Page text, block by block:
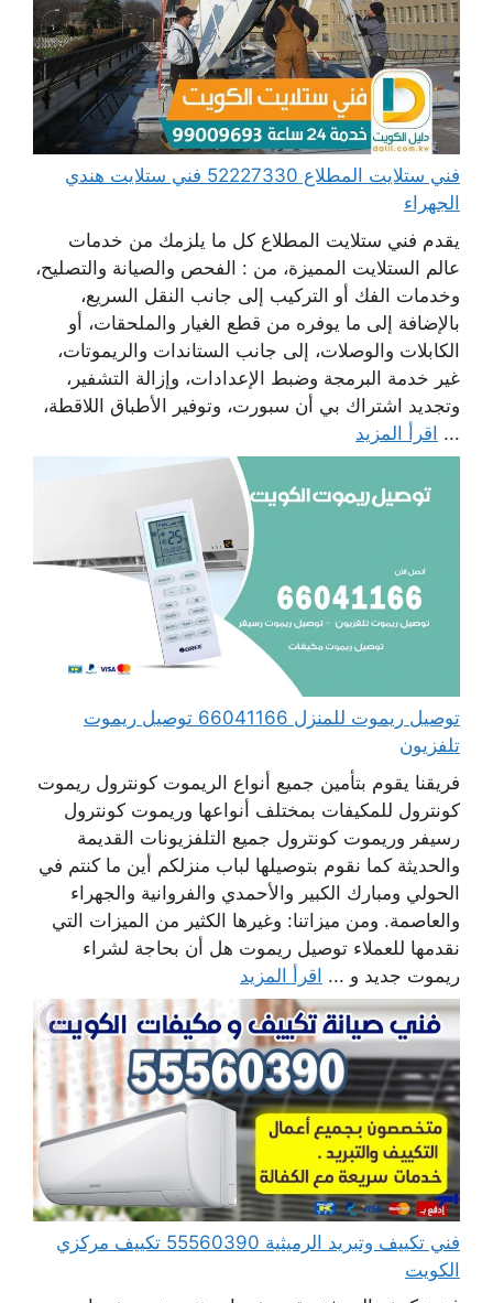
فني ستلايت المطلاع 52227330 فني ستلايت هندي
الجهراء
يقدم فني ستلايت المطلاع كل ما يلزمك من خدمات
عالم الستلايت المميزة، من : الفحص والصيانة والتصليح،
وخدمات الفك أو التركيب إلى جانب النقل السريع،
بالإضافة إلى ما يوفره من قطع الغيار والملحقات، أو
الكابلات والوصلات، إلى جانب الستاندات والريموتات،
غير خدمة البرمجة وضبط الإعدادات، وإزالة التشفير،
وتجديد اشتراك بي أن سبورت، وتوفير الأطباق اللاقطة،
... اقرأ المزيد
توصيل ريموت للمنزل 66041166 توصيل ريموت
تلفزيون
فريقنا يقوم بتأمين جميع أنواع الريموت كونترول ريموت
كونترول للمكيفات بمختلف أنواعها وريموت كونترول
رسيفر وريموت كونترول جميع التلفزيونات القديمة
والحديثة كما نقوم بتوصيلها لباب منزلكم أين ما كنتم في
الحولي ومبارك الكبير والأحمدي والفروانية والجهراء
والعاصمة. ومن ميزاتنا: وغيرها الكثير من الميزات التي
نقدمها للعملاء توصيل ريموت هل أن بحاجة لشراء
ريموت جديد و ... اقرأ المزيد
فني تكييف وتبريد الرميثية 55560390 تكييف مركزي
الكويت